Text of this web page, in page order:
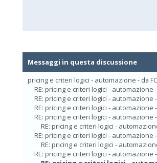
Messaggi in questa discussione
pricing e criteri logici - automazione - da
RE: pricing e criteri logici - automazione
RE: pricing e criteri logici - automazione
RE: pricing e criteri logici - automazione
RE: pricing e criteri logici - automazione
RE: pricing e criteri logici -
RE: pricing e criteri logici - automazione
RE: pricing e criteri logici -
RE: pricing e criteri logici - automazione